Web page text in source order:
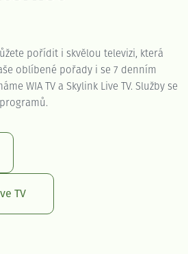
pořídit i skvělou televizi, která
oblíbené pořady i se 7 denním
WIA TV a Skylink Live TV. Služby se
TV